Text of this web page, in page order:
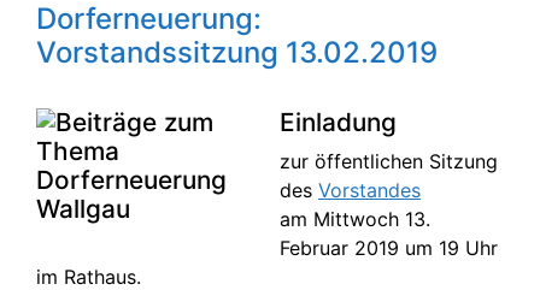
Dorferneuerung:
Vorstandssitzung 13.02.2019
Einladung
zur öffentlichen Sitzung
des Vorstandes
am Mittwoch 13.
Februar 2019 um 19 Uhr
im Rathaus.